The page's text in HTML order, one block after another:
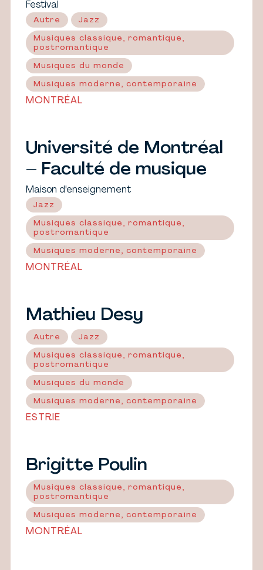
Festival
Autre Jazz
Musiques classique, romantique,
postromantique
Musiques du monde
Musiques moderne, contemporaine
MONTRÉAL
Université de Montréal
– Faculté de musique
Maison d'enseignement
Jazz
Musiques classique, romantique,
postromantique
Musiques moderne, contemporaine
MONTRÉAL
Mathieu Desy
Autre Jazz
Musiques classique, romantique,
postromantique
Musiques du monde
Musiques moderne, contemporaine
ESTRIE
Brigitte Poulin
Musiques classique, romantique,
postromantique
Musiques moderne, contemporaine
MONTRÉAL